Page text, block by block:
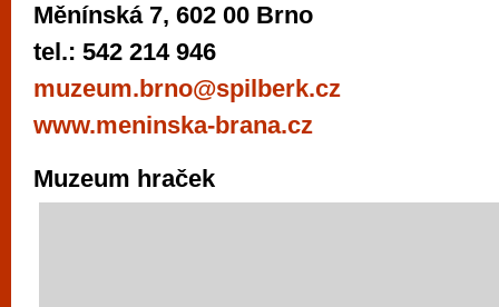
Měnínská 7, 602 00 Brno
tel.: 542 214 946
muzeum.brno@spilberk.cz
www.meninska-brana.cz
Muzeum hraček